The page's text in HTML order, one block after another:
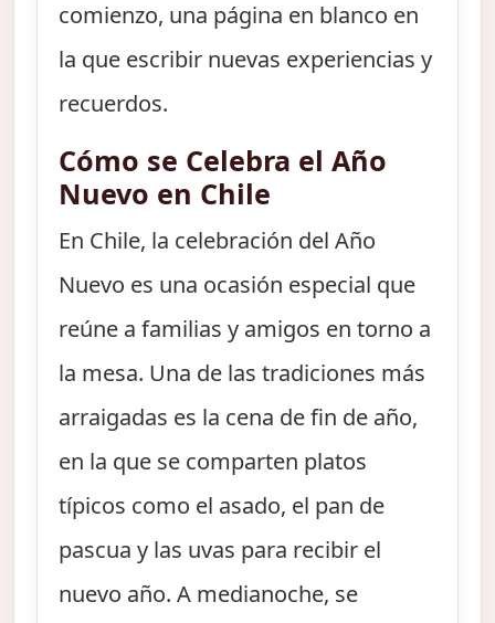
comienzo, una página en blanco en
la que escribir nuevas experiencias y
recuerdos.
Cómo se Celebra el Año
Nuevo en Chile
En Chile, la celebración del Año
Nuevo es una ocasión especial que
reúne a familias y amigos en torno a
la mesa. Una de las tradiciones más
arraigadas es la cena de fin de año,
en la que se comparten platos
típicos como el asado, el pan de
pascua y las uvas para recibir el
nuevo año. A medianoche, se